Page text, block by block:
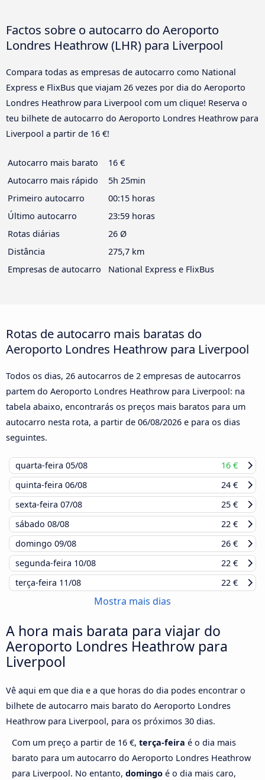
Factos sobre o autocarro do Aeroporto
Londres Heathrow (LHR) para Liverpool
Compara todas as empresas de autocarro como National
Express e FlixBus que viajam 26 vezes por dia do Aeroporto
Londres Heathrow para Liverpool com um clique! Reserva o
teu bilhete de autocarro do Aeroporto Londres Heathrow para
Liverpool a partir de 16 €!
Autocarro mais barato
16 €
Autocarro mais rápido
5h 25min
Primeiro autocarro
00:15 horas
Último autocarro
23:59 horas
Rotas diárias
26 Ø
Distância
275,7 km
Empresas de autocarro
National Express e FlixBus
Rotas de autocarro mais baratas do
Aeroporto Londres Heathrow para Liverpool
Todos os dias, 26 autocarros de 2 empresas de autocarros
partem do Aeroporto Londres Heathrow para Liverpool: na
tabela abaixo, encontrarás os preços mais baratos para um
autocarro nesta rota, a partir de 06/08/2026 e para os dias
seguintes.
quarta-feira 05/08
16 €
quinta-feira 06/08
24 €
sexta-feira 07/08
25 €
sábado 08/08
22 €
domingo 09/08
26 €
segunda-feira 10/08
22 €
terça-feira 11/08 22 €
Mostra mais dias
A hora mais barata para viajar do
Aeroporto Londres Heathrow para
Liverpool
Vê aqui em que dia e a que horas do dia podes encontrar o
bilhete de autocarro mais barato do Aeroporto Londres
Heathrow para Liverpool, para os próximos 30 dias.
Com um preço a partir de 16 €, terça-feira é o dia mais
barato para um autocarro do Aeroporto Londres Heathrow
para Liverpool. No entanto, domingo é o dia mais caro,